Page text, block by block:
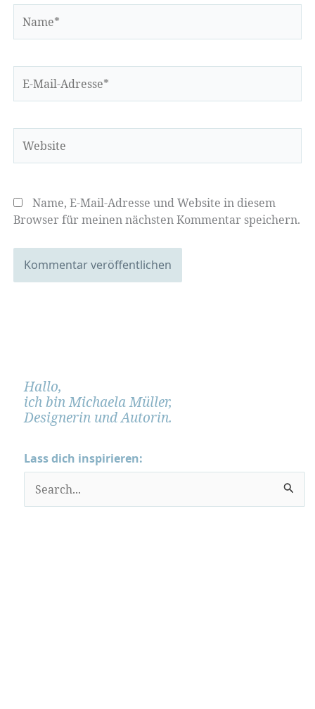
Mail-
Name, E-Mail-Adresse und Website in diesem
Browser für meinen nächsten Kommentar speichern.
Hallo,
ich bin Michaela Müller,
Designerin und Autorin.
Lass dich inspirieren:
u